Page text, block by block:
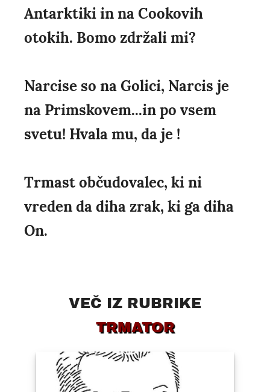
Antarktiki in na Cookovih
otokih. Bomo zdržali mi?
Narcise so na Golici, Narcis je
na Primskovem...in po vsem
svetu! Hvala mu, da je !
Trmast občudovalec, ki ni
vreden da diha zrak, ki ga diha
On.
VEČ IZ RUBRIKE
TRMATOR